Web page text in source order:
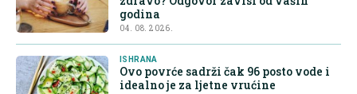
godina
04. 08. 2026.
ISHRANA
Ovo povrće sadrži čak 96 posto vode i
idealno je za ljetne vrućine